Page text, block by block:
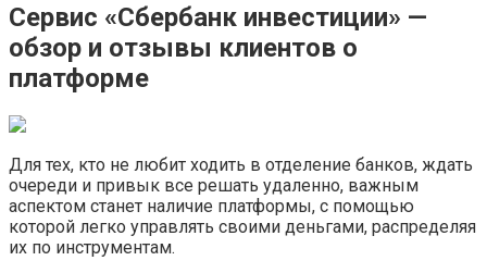
Сервис «Сбербанк инвестиции» —
обзор и отзывы клиентов о
платформе
Для тех, кто не любит ходить в отделение банков, ждать
очереди и привык все решать удаленно, важным
аспектом станет наличие платформы, с помощью
которой легко управлять своими деньгами, распределяя
их по инструментам.